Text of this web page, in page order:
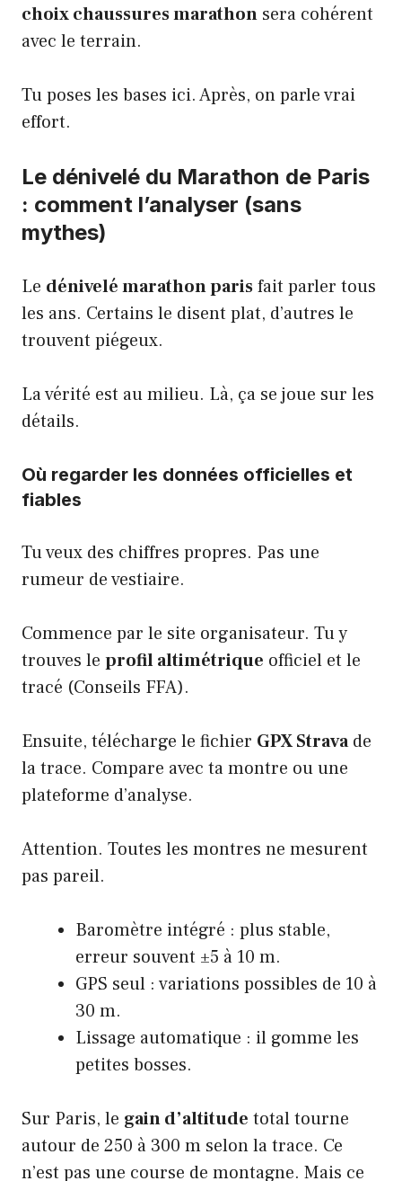
choix chaussures marathon sera cohérent
avec le terrain.
Tu poses les bases ici. Après, on parle vrai
effort.
Le dénivelé du Marathon de Paris
: comment l’analyser (sans
mythes)
Le dénivelé marathon parisfait parler tous
les ans. Certains le disent plat, d’autres le
trouvent piégeux.
La vérité est au milieu. Là, ça se joue sur les
détails.
Où regarder les données officielles et
fiables
Tu veux des chiffres propres. Pas une
rumeur de vestiaire.
Commence par le site organisateur. Tu y
trouves le profil altimétrique officiel et le
tracé (Conseils FFA).
Ensuite, télécharge le fichier GPX Stravade
la trace. Compare avec ta montre ou une
plateforme d’analyse.
Attention. Toutes les montres ne mesurent
pas pareil.
Baromètre intégré : plus stable,
erreur souvent ±5 à 10 m.
GPS seul : variations possibles de 10 à
30 m.
Lissage automatique : il gomme les
petites bosses.
Sur Paris, le gain d’altitude total tourne
autour de 250 à 300 m selon la trace. Ce
n’est pas une course de montagne. Mais ce